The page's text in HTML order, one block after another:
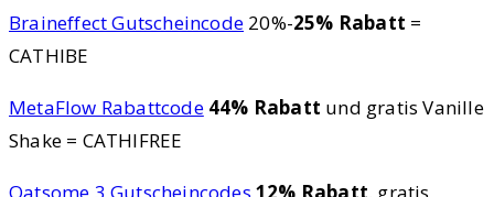
nicht
mehr
mit
Sheko
Braineffect Gutscheincode 20%-25% Rabatt =
CATHIBE
MetaFlow Rabattcode 44% Rabatt und gratis Vanille
Shake = CATHIFREE